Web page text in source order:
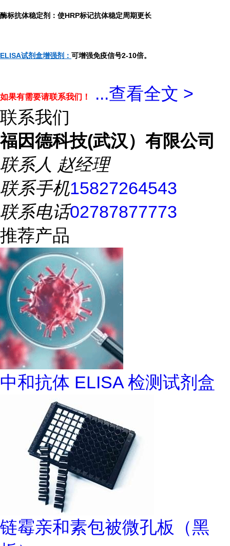
酶标抗体稳定剂：使HRP标记抗体稳定周期更长
ELISA试剂盒增强剂： 可增强免疫信号2-10倍。
如果有需要请联系我们！ ...查看全文 >
联系我们
福因德科技(武汉）有限公司
联系人 赵经理
联系手机15827264543
联系电话02787877773
推荐产品
中和抗体 ELISA 检测试剂盒
链霉亲和素包被微孔板（黑